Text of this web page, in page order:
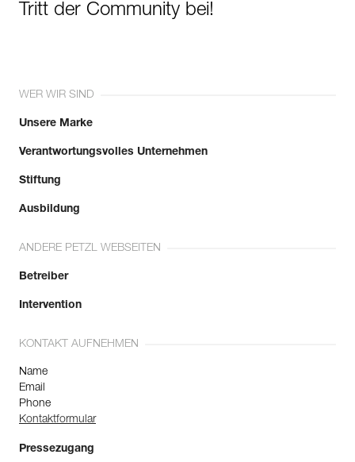
Tritt der Community bei!
WER WIR SIND
Unsere Marke
Verantwortungsvolles Unternehmen
Stiftung
Ausbildung
ANDERE PETZL WEBSEITEN
Betreiber
Intervention
KONTAKT AUFNEHMEN
Name
Email
Phone
Kontaktformular
Pressezugang